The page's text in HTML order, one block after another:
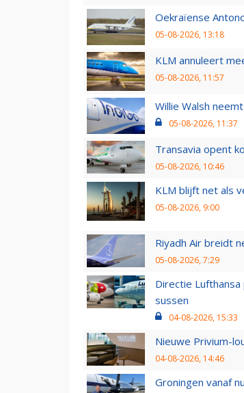
Oekraïense
05-08-2026, 13:18
KLM annuleert
05-08-2026, 11:57
Willie Walsh
05-08-2026, 11:37
Transavia opent
05-08-2026, 10:46
KLM blijft net als
05-08-2026, 9:00
Riyadh Air breidt
05-08-2026, 7:29
Directie
sussen
04-08-2026, 15:33
Nieuwe Privium-
04-08-2026, 14:46
Groningen vanaf